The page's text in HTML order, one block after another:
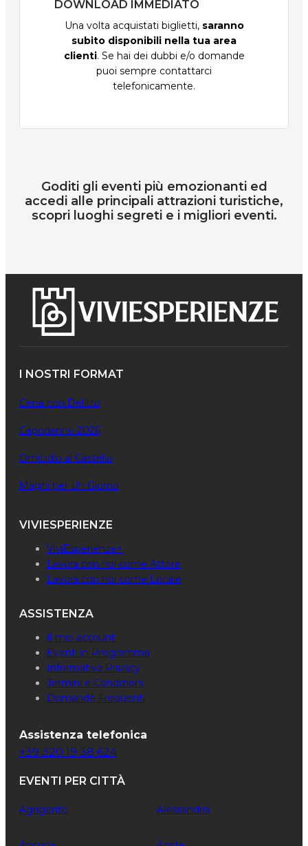
DOWNLOAD IMMEDIATO
Una volta acquistati biglietti, saranno
subito disponibili nella tua area
clienti. Se hai dei dubbi e/o domande
puoi sempre contattarci
telefonicamente.
Goditi gli eventi più emozionanti ed
accedi alle principali attrazioni turistiche,
scopri luoghi segreti e i migliori eventi.
I NOSTRI FORMAT
Cena con Delitto
Capodanno 2026
Omicidio al Castello
Maghi per Un Giorno
VIVIESPERIENZE
ViviEsperienze+
Lavora con noi come Attore
Lavora con noi come Locale
ASSISTENZA
Il mio account
Eventi in Programma
Informativa Privacy
Termini e Condizioni
Domande Frequenti
Assistenza telefonica
+39 320 19 38 624
EVENTI PER CITTÀ
Agrigento Alessandria